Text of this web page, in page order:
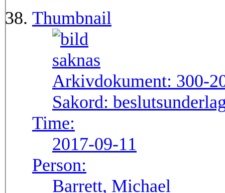
Thumbnail
Arkivdokument: 300-
Sakord:
Time:
2017-09-11
Person:
Barrett, Michael